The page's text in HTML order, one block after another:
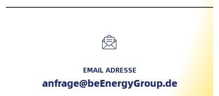
EMAIL ADRESSE
anfrage@beEnergyGroup.de